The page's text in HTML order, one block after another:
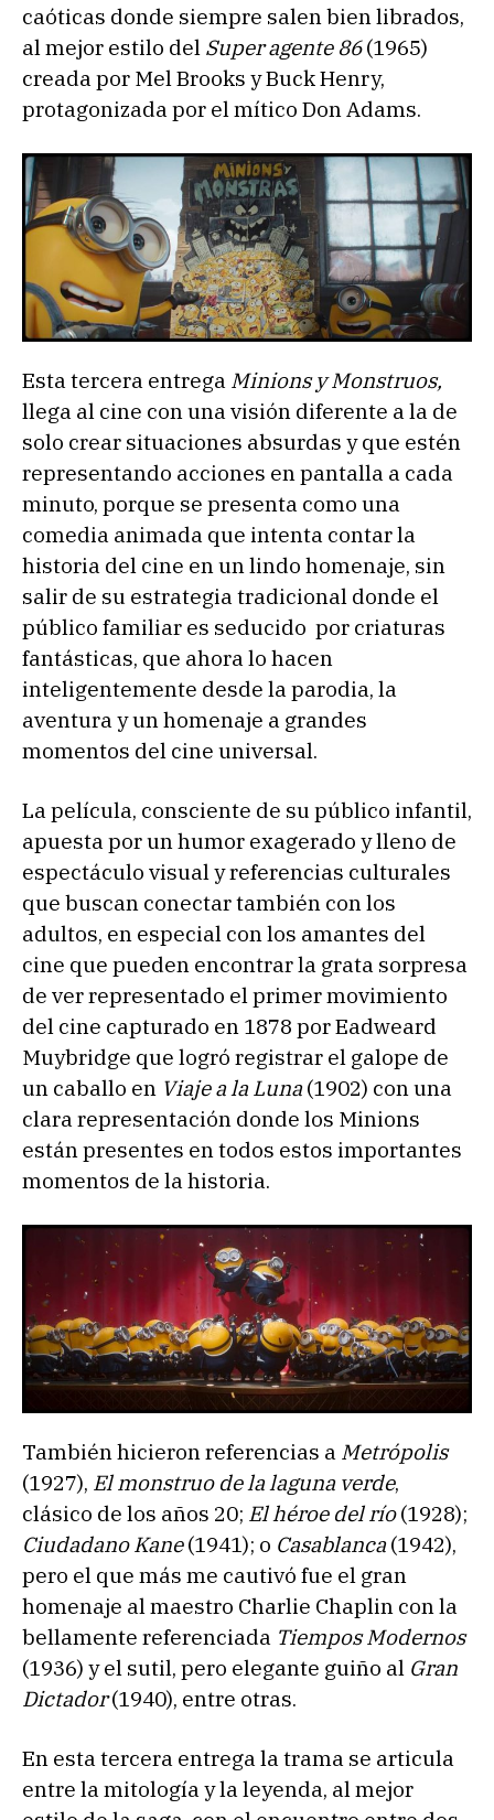
caóticas donde siempre salen bien librados,
al mejor estilo del Super agente 86(1965)
creada por Mel Brooks y Buck Henry,
protagonizada por el mítico Don Adams.
Esta tercera entrega Minions y Monstruos,
llega al cine con una visión diferente a la de
solo crear situaciones absurdas y que estén
representando acciones en pantalla a cada
minuto, porque se presenta como una
comedia animada que intenta contar la
historia del cine en un lindo homenaje, sin
salir de su estrategia tradicional donde el
público familiar es seducido por criaturas
fantásticas, que ahora lo hacen
inteligentemente desde la parodia, la
aventura y un homenaje a grandes
momentos del cine universal.
La película, consciente de su público infantil,
apuesta por un humor exagerado y lleno de
espectáculo visual y referencias culturales
que buscan conectar también con los
adultos, en especial con los amantes del
cine que pueden encontrar la grata sorpresa
de ver representado el primer movimiento
del cine capturado en 1878 por Eadweard
Muybridge que logró registrar el galope de
un caballo en Viaje a la Luna(1902) con una
clara representación donde los Minions
están presentes en todos estos importantes
momentos de la historia.
También hicieron referencias a Metrópolis
(1927), El monstruo de la laguna verde,
clásico de los años 20; El héroe del río(1928);
Ciudadano Kane(1941); o Casablanca(1942),
pero el que más me cautivó fue el gran
homenaje al maestro Charlie Chaplin con la
bellamente referenciada Tiempos Modernos
(1936) y el sutil, pero elegante guiño al Gran
Dictador(1940), entre otras.
En esta tercera entrega la trama se articula
entre la mitología y la leyenda, al mejor